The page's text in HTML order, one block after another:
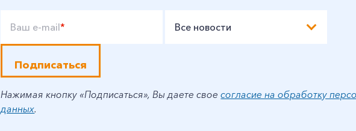
Ваш e-mail* Все новости
Подписаться
Нажимая кнопку «Подписаться», Вы даете своесогласие на обработку
данных.